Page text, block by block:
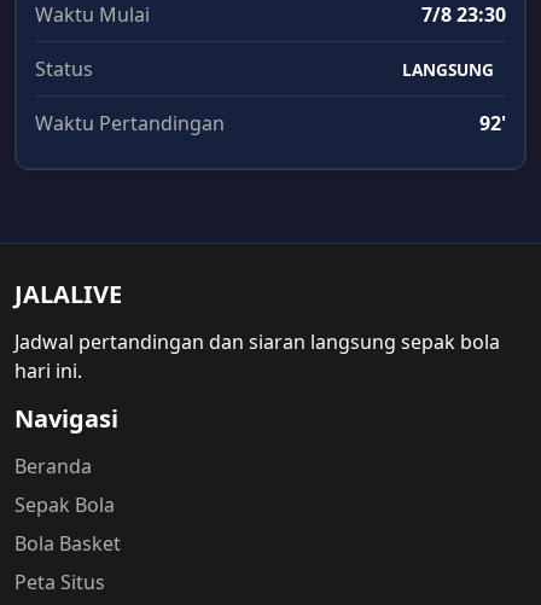
Waktu Mulai 7/8 23:30
Status LANGSUNG
Waktu Pertandingan 92'
JALALIVE
Jadwal pertandingan dan siaran langsung sepak bola
hari ini.
Navigasi
Beranda
Sepak Bola
Bola Basket
Peta Situs